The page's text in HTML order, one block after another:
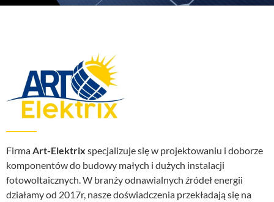
FirmaArt-Elektrix specjalizuje się w projektowaniu i doborze
komponentów do budowy małych i dużych instalacji
fotowoltaicznych. W branży odnawialnych źródeł energii
działamy od 2017r, nasze doświadczenia przekładają się na